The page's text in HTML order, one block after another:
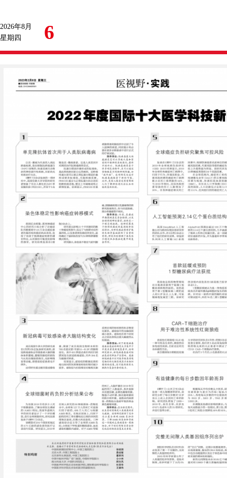
2026年8月
星期四
6